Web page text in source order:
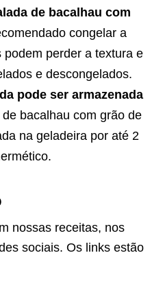
de bacalhau com
congelar a
perder a textura e
e descongelados.
pode ser armazenada
bacalhau com grão de
na geladeira por até 2
nossas receitas, nos
sociais. Os links estão